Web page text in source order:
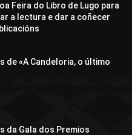
Feira do Libro de Lugo para
a lectura e dar a coñecer
de «A Candeloria, o último
da Gala dos Premios